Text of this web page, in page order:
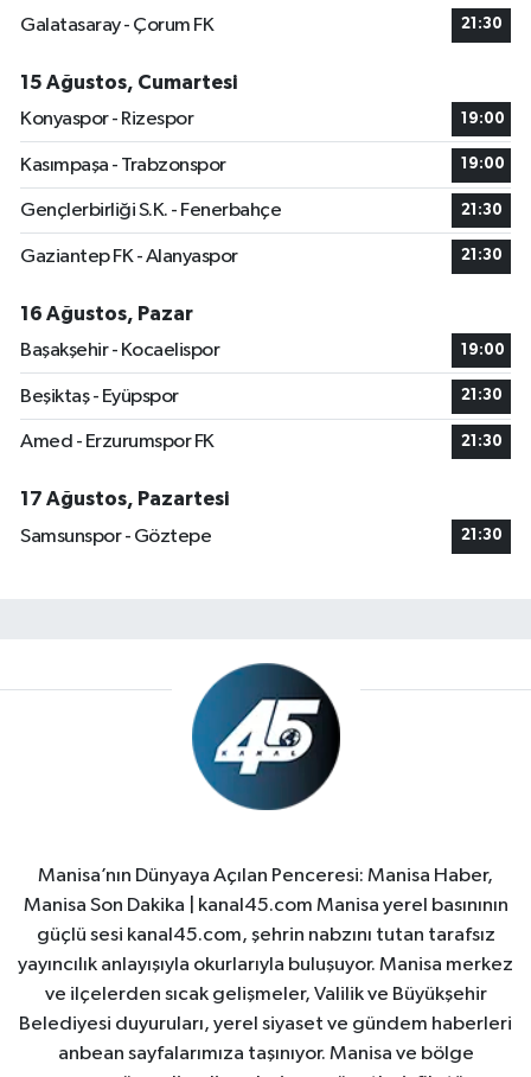
Galatasaray - Çorum FK
21:30
15 Ağustos, Cumartesi
Konyaspor - Rizespor
19:00
Kasımpaşa - Trabzonspor 19:00
Gençlerbirliği S.K. - Fenerbahçe 21:30
Gaziantep FK - Alanyaspor 21:30
16 Ağustos, Pazar
Başakşehir - Kocaelispor
19:00
Beşiktaş - Eyüpspor 21:30
Amed - Erzurumspor FK 21:30
17 Ağustos, Pazartesi
Samsunspor - Göztepe
21:30
Manisa’nın Dünyaya Açılan Penceresi: Manisa Haber,
Manisa Son Dakika | kanal45.com Manisa yerel basınının
güçlü sesi kanal45.com, şehrin nabzını tutan tarafsız
yayıncılık anlayışıyla okurlarıyla buluşuyor. Manisa merkez
ve ilçelerden sıcak gelişmeler, Valilik ve Büyükşehir
Belediyesi duyuruları, yerel siyaset ve gündem haberleri
anbean sayfalarımıza taşınıyor. Manisa ve bölge